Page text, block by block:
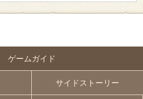
ゲームガイド
サイドストーリー